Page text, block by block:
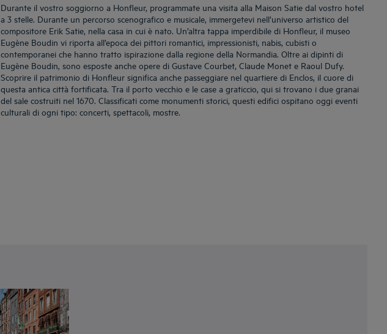
Durante il vostro soggiorno a Honfleur, programmate una visita alla Maison Satie dal vostro hotel
a 3 stelle. Durante un percorso scenografico e musicale, immergetevi nell’universo artistico del
compositore Erik Satie, nella casa in cui è nato. Un’altra tappa imperdibile di Honfleur, il museo
Eugène Boudin vi riporta all’epoca dei pittori romantici, impressionisti, nabis, cubisti o
contemporanei che hanno tratto ispirazione dalla regione della Normandia. Oltre ai dipinti di
Eugène Boudin, sono esposte anche opere di Gustave Courbet, Claude Monet e Raoul Dufy.
Scoprire il patrimonio di Honfleur significa anche passeggiare nel quartiere di Enclos, il cuore di
questa antica città fortificata. Tra il porto vecchio e le case a graticcio, qui si trovano i due granai
del sale costruiti nel 1670. Classificati come monumenti storici, questi edifici ospitano oggi eventi
culturali di ogni tipo: concerti, spettacoli, mostre.